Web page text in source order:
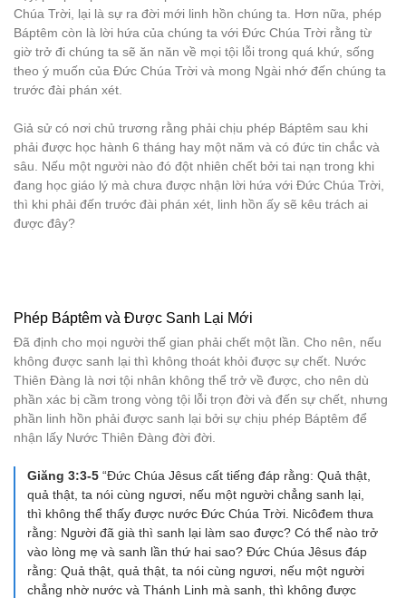
Chúa Trời, lại là sự ra đời mới linh hồn chúng ta. Hơn nữa, phép
Báptêm còn là lời hứa của chúng ta với Đức Chúa Trời rằng từ
giờ trở đi chúng ta sẽ ăn năn về mọi tội lỗi trong quá khứ, sống
theo ý muốn của Đức Chúa Trời và mong Ngài nhớ đến chúng ta
trước đài phán xét.
Giả sử có nơi chủ trương rằng phải chịu phép Báptêm sau khi
phải được học hành 6 tháng hay một năm và có đức tin chắc và
sâu. Nếu một người nào đó đột nhiên chết bởi tai nạn trong khi
đang học giáo lý mà chưa được nhận lời hứa với Đức Chúa Trời,
thì khi phải đến trước đài phán xét, linh hồn ấy sẽ kêu trách ai
được đây?
Phép Báptêm và Được Sanh Lại Mới
Đã định cho mọi người thế gian phải chết một lần. Cho nên, nếu
không được sanh lại thì không thoát khỏi được sự chết. Nước
Thiên Đàng là nơi tội nhân không thể trở về được, cho nên dù
phần xác bị cầm trong vòng tội lỗi trọn đời và đến sự chết, nhưng
phần linh hồn phải được sanh lại bởi sự chịu phép Báptêm để
nhận lấy Nước Thiên Đàng đời đời.
Giăng 3:3-5 “Đức Chúa Jêsus cất tiếng đáp rằng: Quả thật,
quả thật, ta nói cùng ngươi, nếu một người chẳng sanh lại,
thì không thể thấy được nước Đức Chúa Trời. Nicôđem thưa
rằng: Người đã già thì sanh lại làm sao được? Có thể nào trở
vào lòng mẹ và sanh lần thứ hai sao? Ðức Chúa Jêsus đáp
rằng: Quả thật, quả thật, ta nói cùng ngươi, nếu một người
chẳng nhờ nước và Thánh Linh mà sanh, thì không được